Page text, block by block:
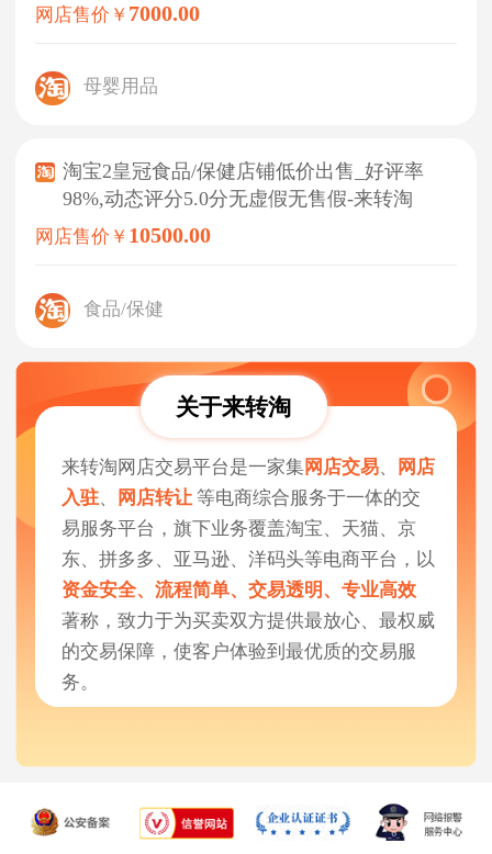
网店售价￥ 7000.00
母婴用品
淘宝2皇冠食品/保健店铺低价出售_好评率
98%,动态评分5.0分无虚假无售假-来转淘
网店售价￥ 10500.00
食品/保健
关于来转淘
来转淘网店交易平台是一家集网店交易、
网店
入驻、 网店转让等电商综合服务于一体的交
易服务平台，旗下业务覆盖淘宝、天猫、京
东、拼多多、亚马逊、洋码头等电商平台，以
资金安全、流程简单、交易透明、专业高效
著称，致力于为买卖双方提供最放心、最权威
的交易保障，使客户体验到最优质的交易服
务。